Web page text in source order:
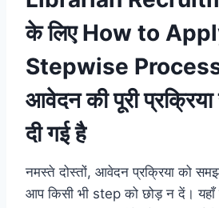
के लिए How to
Stepwise
आवेदन की पूरी
दी गई है
नमस्ते दोस्तों, आवेदन प्रक्रिया को
आप किसी भी step को छोड़ न दें।